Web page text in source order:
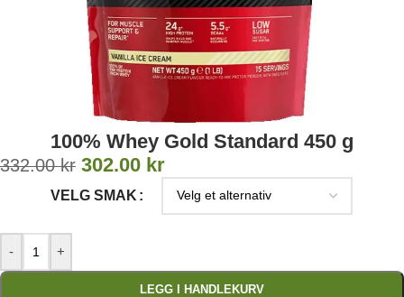
100% Whey Gold Standard 450 g
332.00kr 302.00 kr
VELG SMAK
- +
LEGG I HANDLEKURV